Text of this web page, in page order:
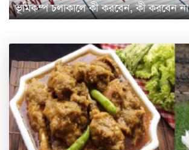
ভূমিকম্প চলাকালে কী করবেন, কী করবেন না